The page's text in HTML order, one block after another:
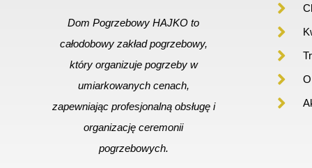
Dom Pogrzebowy HAJKO to
całodobowy zakład pogrzebowy,
który organizuje pogrzeby w
umiarkowanych cenach,
zapewniając profesjonalną obsługę i
organizację ceremonii
pogrzebowych.